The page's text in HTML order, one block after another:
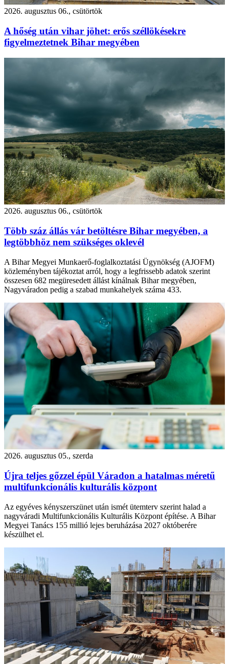
2026. augusztus 06., csütörtök
A hőség után vihar jöhet: erős széllökésekre
figyelmeztetnek Bihar megyében
2026. augusztus 06., csütörtök
Több száz állás vár betöltésre Bihar megyében, a
legtöbbhöz nem szükséges oklevél
A Bihar Megyei Munkaerő-foglalkoztatási Ügynökség (AJOFM)
közleményben tájékoztat arról, hogy a legfrissebb adatok szerint
összesen 682 megüresedett állást kínálnak Bihar megyében,
Nagyváradon pedig a szabad munkahelyek száma 433.
2026. augusztus 05., szerda
Újra teljes gőzzel épül Váradon a hatalmas méretű
multifunkcionális kulturális központ
Az egyéves kényszerszünet után ismét ütemterv szerint halad a
nagyváradi Multifunkcionális Kulturális Központ építése. A Bihar
Megyei Tanács 155 millió lejes beruházása 2027 októberére
készülhet el.